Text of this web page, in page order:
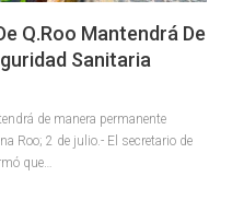
Q.Roo Mantendrá De
Sanitaria
de manera permanente
Roo; 2 de julio.- El secretario de
que…